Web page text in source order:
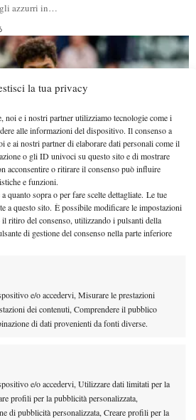
la tua privacy
noi e i nostri partner utilizziamo tecnologie come i
alle informazioni del dispositivo. Il consenso a
e ai nostri partner di elaborare dati personali come il
o gli ID univoci su questo sito e di mostrare
acconsentire o ritirare il consenso può influire
e funzioni.
quanto sopra o per fare scelte dettagliate. Le tue
a questo sito. È possibile modificare le impostazioni
ritiro del consenso, utilizzando i pulsanti della
di gestione del consenso nella parte inferiore
e/o accedervi, Misurare le prestazioni
dei contenuti, Comprendere il pubblico
di dati provenienti da fonti diverse.
e/o accedervi, Utilizzare dati limitati per la
profili per la pubblicità personalizzata,
di pubblicità personalizzata, Creare profili per la
gli azzurri in…
2026: programma, orario e
9 agosto. Fonseca-Shelton
in doppio
di vedere chi saprà cogliere
è Fonseca-Shelton